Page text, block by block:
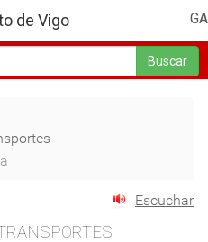
GA
de Vigo
Buscar
Escuchar